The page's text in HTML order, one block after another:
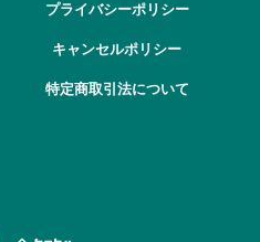
プライバシーポリシー
キャンセルポリシー
特定商取引法について